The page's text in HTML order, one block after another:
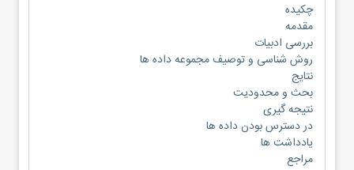
چکیده
مقدمه
بررسی ادبیات
روش شناسی و توصیف مجموعه داده ها
نتایج
بحث و محدودیت
نتیجه گیری
در دسترس بودن داده ها
یادداشت ها
مراجع